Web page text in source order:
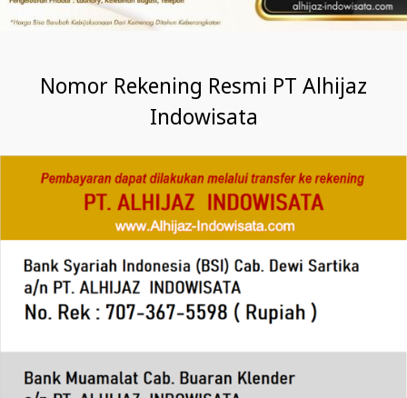
Nomor Rekening Resmi PT Alhijaz
Indowisata